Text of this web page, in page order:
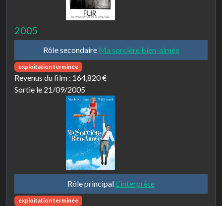
2005
Rôle secondaire Ma sorcière bien-aimée
exploitation terminée
Revenus du film : 164,820 €
Sortie le 21/09/2005
Rôle principal L'interprète
exploitation terminée